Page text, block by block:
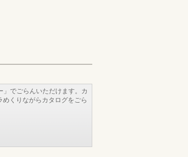
」でごらんいただけます。カ
くりながらカタログをごら